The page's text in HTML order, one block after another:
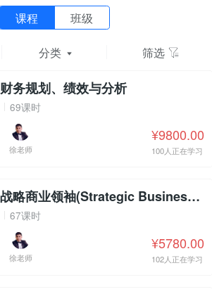
课程 班级
分类 筛选
财务规划、绩效与分析
69课时
徐老师
¥9800.00
100人正在学习
战略商业领袖(Strategic Business Leader)
67课时
徐老师
¥5780.00
102人正在学习